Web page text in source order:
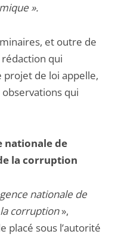
».
et outre de
qui
projet de loi appelle,
observations qui
nationale de
la corruption
nationale de
corruption»,
placé sous l’autorité